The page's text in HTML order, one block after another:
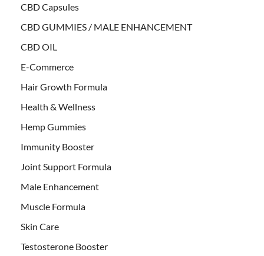
CBD Capsules
CBD GUMMIES / MALE ENHANCEMENT
CBD OIL
E-Commerce
Hair Growth Formula
Health & Wellness
Hemp Gummies
Immunity Booster
Joint Support Formula
Male Enhancement
Muscle Formula
Skin Care
Testosterone Booster